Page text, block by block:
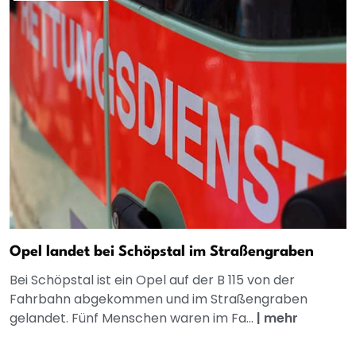
Opel landet bei Schöpstal im Straßengraben
Bei Schöpstal ist ein Opel auf der B 115 von der
Fahrbahn abgekommen und im Straßengraben
gelandet. Fünf Menschen waren im Fa... | mehr